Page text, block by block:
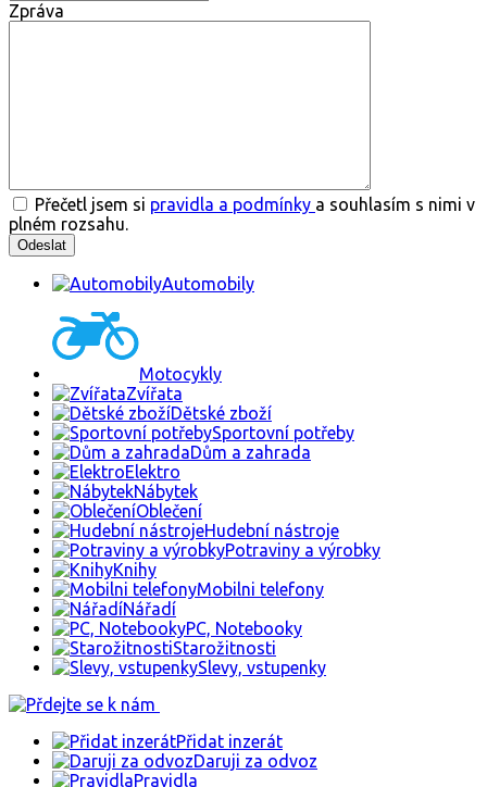
Zpráva
Přečetl jsem si pravidla a podmínky a souhlasím s nimi v
plném rozsahu.
Automobily
Motocykly
Zvířata
Dětské zboží
Sportovní potřeby
Dům a zahrada
Elektro
Nábytek
Oblečení
Hudební nástroje
Potraviny a výrobky
Knihy
Mobilni telefony
Nářadí
PC, Notebooky
Starožitnosti
Slevy, vstupenky
Přidat inzerát
Daruji za odvoz
Pravidla